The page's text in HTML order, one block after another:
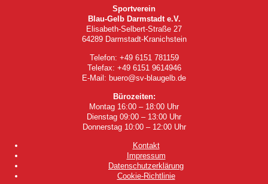
Sportverein
Blau-Gelb Darmstadt e.V.
Elisabeth-Selbert-Straße 27
64289 Darmstadt-Kranichstein
Telefon: +49 6151 781159
Telefax: +49 6151 9614946
E-Mail: buero@sv-blaugelb.de
Bürozeiten:
Montag 16:00 – 18:00 Uhr
Dienstag 09:00 – 13:00 Uhr
Donnerstag 10:00 – 12:00 Uhr
Kontakt
Impressum
Datenschutzerklärung
Cookie-Richtlinie